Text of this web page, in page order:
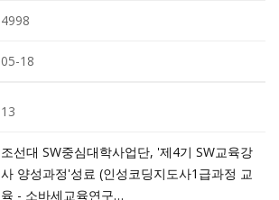
4998
05-18
13
조선대 SW중심대학사업단, '제4기 SW교육강
사 양성과정'성료 (인성코딩지도사1급과정 교
육 - 소바세교육연구…